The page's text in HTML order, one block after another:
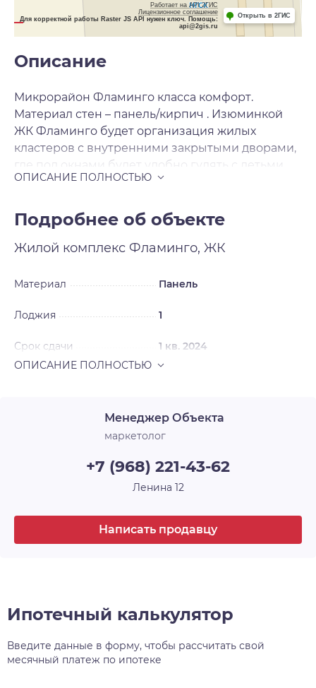
Работает на API 2ГИС
Лицензионное соглашение
Для корректной работы Raster JS API нужен ключ. Помощь:
api@2gis.ru
Открыть в 2ГИС
Описание
Микрорайон Фламинго класса комфорт.
Материал стен – панель/кирпич . Изюминкой
ЖК Фламинго будет организация жилых
кластеров с внутренними закрытыми дворами,
где под окнами будет удобно гулять с детьми.
Для продажи будут предложены 1-2-3-
планировками. Отделка чистовая .
Подробнее об объекте
Жилой комплекс Фламинго, ЖК
Материал Панель
Лоджия 1
Срок сдачи 1 кв. 2024
Менеджер Объекта
маркетолог
+7 (968) 221-43-62
Ленина 12
Написать продавцу
Ипотечный калькулятор
Введите данные в форму, чтобы рассчитать свой
месячный платеж по ипотеке